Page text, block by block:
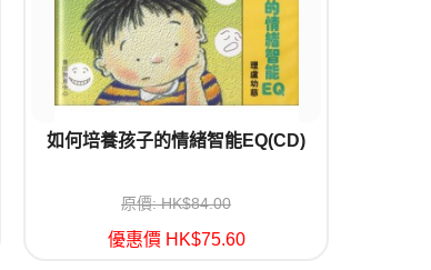
如何培養孩子的情緒智能EQ(CD)
原價: HK$84.00
優惠價 HK$75.60